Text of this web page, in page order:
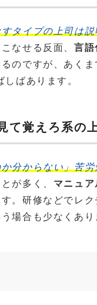
タイプの上司は説
なせる反面、 言語
のですが、あくま
しばあります。
て覚えろ系の
分からない」苦
が多く、 マニュ
。研修などでレ
う場合も少なくあり